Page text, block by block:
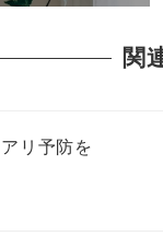
関
リ予防を